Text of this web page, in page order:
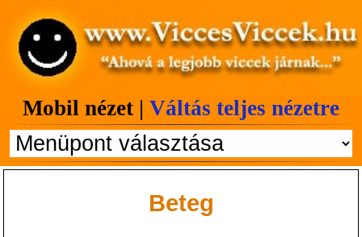
Mobil nézet | Váltás teljes nézetre
Beteg